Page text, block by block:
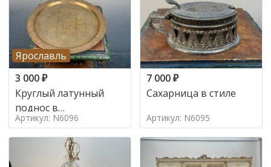
Ярославль
3 000₽
Круглый латунный
поднос в
марокканском стиле в
стиле
Артикул: N6096
7 000₽
Сахарница в стиле
Артикул: N6095